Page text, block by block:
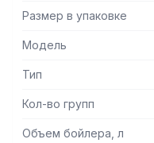
Мощность бойлера 2,7
Полуавтоматическое
Автоматическая очистка
датчику бойлер
Система
Простота в
Размер в упаковке
Модель
Тип
Кол-во групп
Объем бойлера, л